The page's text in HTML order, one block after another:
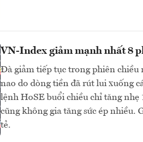
VN-Index giảm mạnh nhất 8
Đà giảm tiếp tục trong phiên chiều
nao do dòng tiền đã rút lui xuống
lệnh HoSE buổi chiều chỉ tăng nhẹ
cũng không gia tăng sức ép nhiều.
tẻ.